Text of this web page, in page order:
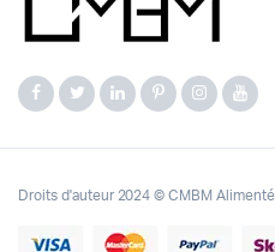
Droits d'auteur 2024 © CMBM